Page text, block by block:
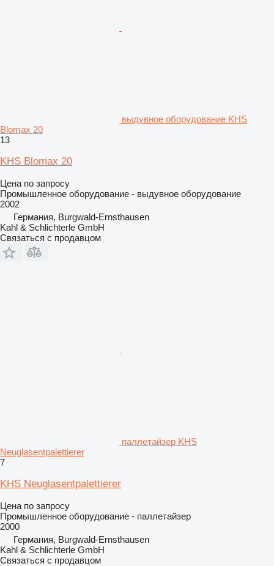
выдувное оборудование KHS
Blomax 20
13
KHS Blomax 20
Цена по запросу
Промышленное оборудование - выдувное оборудование
2002
Германия, Burgwald-Ernsthausen
Kahl & Schlichterle GmbH
Связаться с продавцом
паллетайзер KHS
Neuglasentpalettierer
7
KHS Neuglasentpalettierer
Цена по запросу
Промышленное оборудование - паллетайзер
2000
Германия, Burgwald-Ernsthausen
Kahl & Schlichterle GmbH
Связаться с продавцом